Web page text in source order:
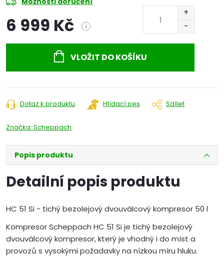
6 999 Kč i
VLOŽIT DO KOŠÍKU
Dotaz k produktu Hlídací pes Sdílet
Značka: Scheppach
Popis produktu
Detailní popis produktu
HC 51 Si - tichý bezolejový dvouválcový kompresor 50 l
Kompresor Scheppach HC 51 Si je tichý bezolejový
dvouválcový kompresor, který je vhodný i do míst a
provozů s vysokými požadavky na nízkou míru hluku.